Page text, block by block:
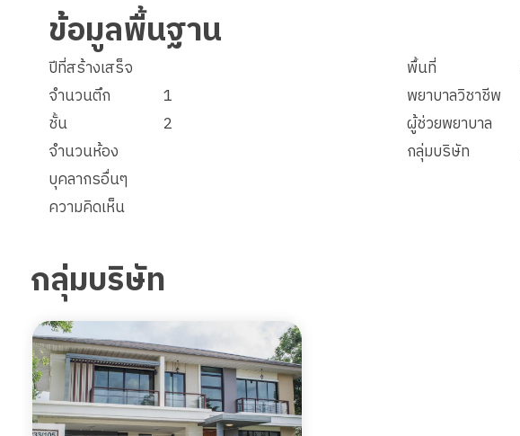
ข้อมูลพื้นฐาน
ปีที่สร้างเสร็จ พื้นที่
จำนวนตึก
1
พยาบาลวิชาชีพ
ชั้น
2
ผู้ช่วยพยาบาล
จำนวนห้อง
กลุ่มบริษัท
บุคลากรอื่นๆ
ความคิดเห็น
กลุ่มบริษัท